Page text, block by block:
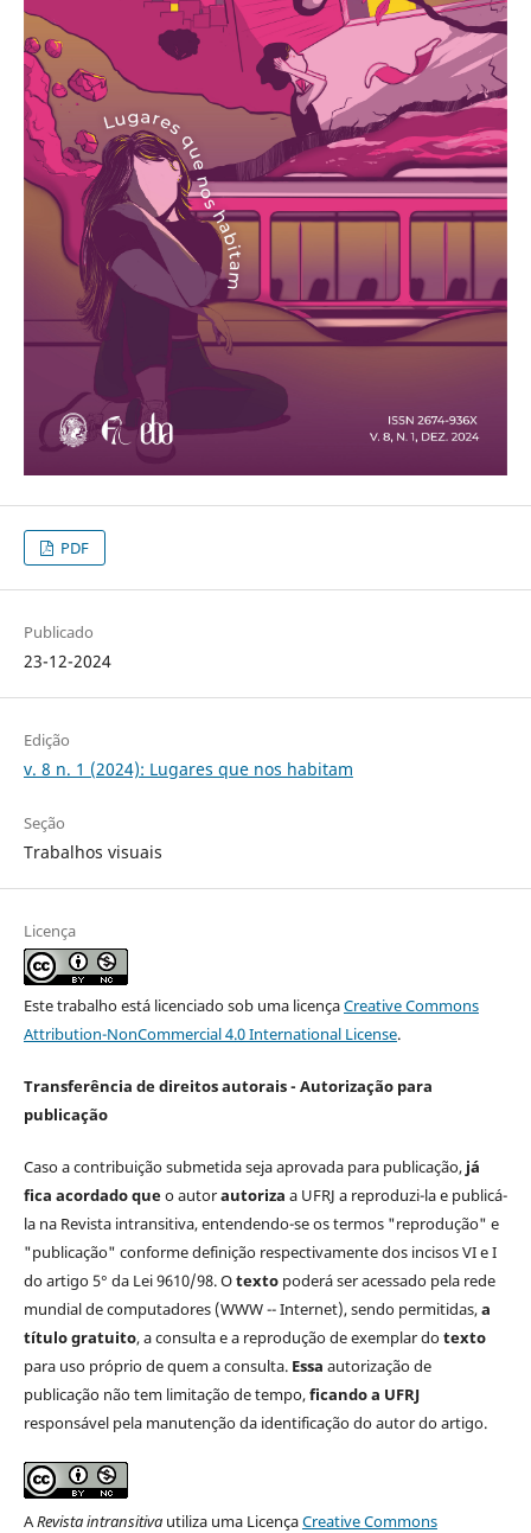
PDF
Publicado
23-12-2024
Edição
v. 8 n. 1 (2024): Lugares que nos habitam
Seção
Trabalhos visuais
Licença
Este trabalho está licenciado sob uma licençaCreative Commons
Attribution-NonCommercial 4.0 International License.
Transferência de direitos autorais - Autorização para
publicação
Caso a contribuição submetida seja aprovada para publicação, já
fica acordado queo autorautoriza a UFRJ a reproduzi-la e publicá-
la na Revista intransitiva, entendendo-se os termos "reprodução" e
"publicação" conforme definição respectivamente dos incisos VI e I
do artigo 5° da Lei 9610/98. Otexto poderá ser acessado pela rede
mundial de computadores (WWW -- Internet), sendo permitidas,a
título gratuito, a consulta e a reprodução de exemplar dotexto
para uso próprio de quem a consulta. Essa autorização de
publicação não tem limitação de tempo,ficando a UFRJ
responsável pela manutenção da identificação do autor do artigo.
ARevista intransitiva utiliza uma LicençaCreative Commons